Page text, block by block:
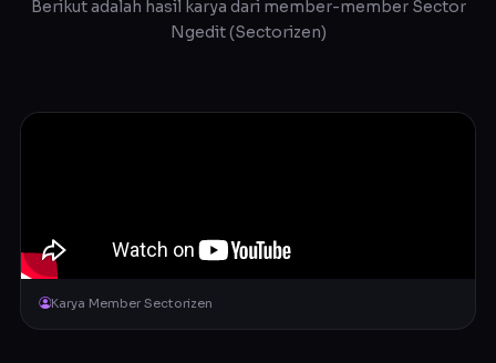
Berikut adalah hasil karya dari member-member Sector
Ngedit (Sectorizen)
Karya Member Sectorizen